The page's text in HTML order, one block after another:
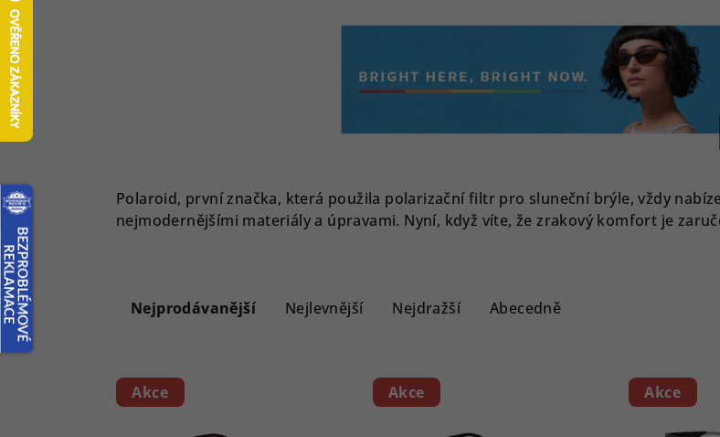
Polaroid, první značka, která použila polarizační filtr pro sluneční brýle, vždy
nejmodernějšími materiály a úpravami. Nyní, když víte, že zrakový komfort je
a
e
Nejprodávanější Nejlevnější Nejdražší Abecedně
V
ý
Akce Akce Akce